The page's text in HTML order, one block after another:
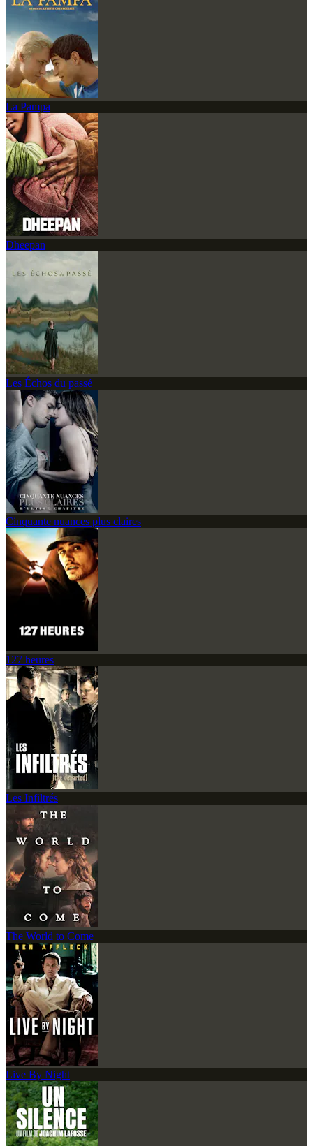
La Pampa
Dheepan
Les Échos du passé
Cinquante nuances plus claires
127 heures
Les Infiltrés
The World to Come
Live By Night